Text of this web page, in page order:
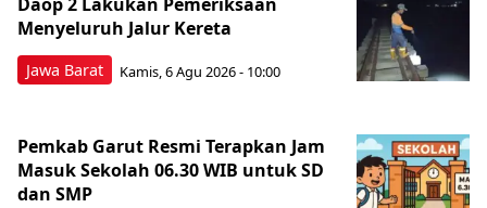
Jawa Barat
Menyeluruh Jalur Kereta
Kamis, 6 Agu 2026 - 10:00
Pemkab Garut Resmi Terapkan Jam
Masuk Sekolah 06.30 WIB untuk SD
dan SMP